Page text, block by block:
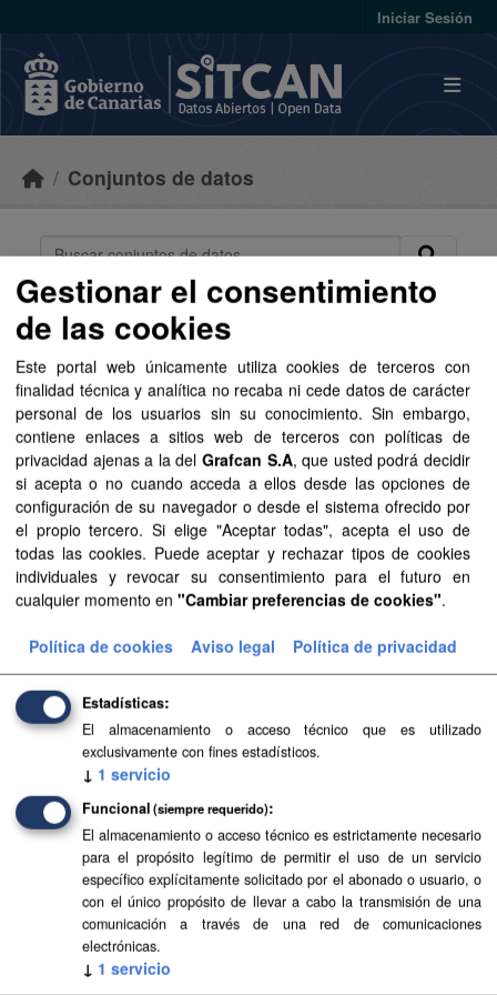
Iniciar Sesión
Conjuntos de datos
Ordenar por
2 conjuntos de datos
encontrados
Etiquetas: unidades administrativas
Grupos:
Sector público
Licencias:
Aviso Legal del SITCAN
Filtrar Resultados
Delimitación de las aguas canarias según la Ley 44/2010,
de 30 de diciembre. Esta delimitación está compuesta por
líneas de base recta que unen extremos de islas o islotes.
SHP
Líneas de base recta
Líneas de base recta de Canarias según el Real Decreto
2510/1977, de 5 de agosto, sobre trazado de líneas de
base rectas en desarrollo de la Ley 20/1967, de 6 de abril,
sobre...
Gestionar el consentimiento
de las cookies
Este portal web únicamente utiliza cookies de terceros con
finalidad técnica y analítica no recaba ni cede datos de carácter
personal de los usuarios sin su conocimiento. Sin embargo,
contiene enlaces a sitios web de terceros con políticas de
privacidad ajenas a la del Grafcan S.A, que usted podrá decidir
si acepta o no cuando acceda a ellos desde las opciones de
configuración de su navegador o desde el sistema ofrecido por
el propio tercero. Si elige "Aceptar todas", acepta el uso de
todas las cookies. Puede aceptar y rechazar tipos de cookies
individuales y revocar su consentimiento para el futuro en
cualquier momento en "Cambiar preferencias de cookies".
Política de cookies Aviso legal Política de privacidad
Estadísticas
El almacenamiento o acceso técnico que es utilizado
exclusivamente con fines estadísticos.
↓ 1 servicio
Funcional (siempre requerido)
El almacenamiento o acceso técnico es estrictamente necesario
para el propósito legítimo de permitir el uso de un servicio
específico explícitamente solicitado por el abonado o usuario, o
con el único propósito de llevar a cabo la transmisión de una
comunicación a través de una red de comunicaciones
electrónicas.
↓ 1 servicio